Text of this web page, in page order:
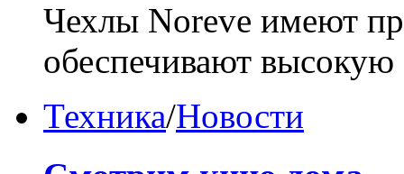
Чехлы Noreve имеют
обеспечивают
Техника/Новости